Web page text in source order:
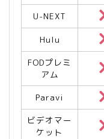
U-NEXT
Hulu
FODプレミ
アム
Paravi
ビデオマー
ケット